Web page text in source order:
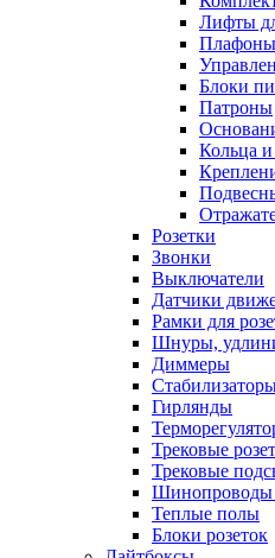
Лифты
Блоки
Патроны
Кольца
Розетки
Звонки
Выключатели
Датчики
Рамки для
Шнуры,
Диммеры
Гирлянды
Трековые
Трековые
Шинопроводы
Теплые полы
Блоки розеток